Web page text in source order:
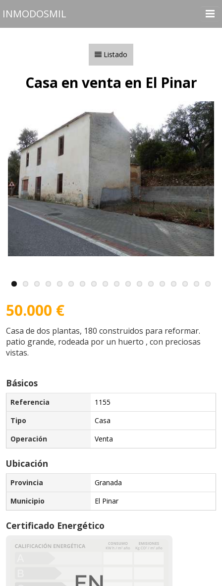
INMODOSMIL
Utilidades
Listado
Casa en venta en El Pinar
50.000 €
Casa de dos plantas, 180 construidos para reformar.
patio grande, rodeada por un huerto , con preciosas
vistas.
Básicos
Referencia
1155
Tipo
Casa
Operación
Venta
Ubicación
Provincia
Granada
Municipio
El Pinar
Certificado Energético